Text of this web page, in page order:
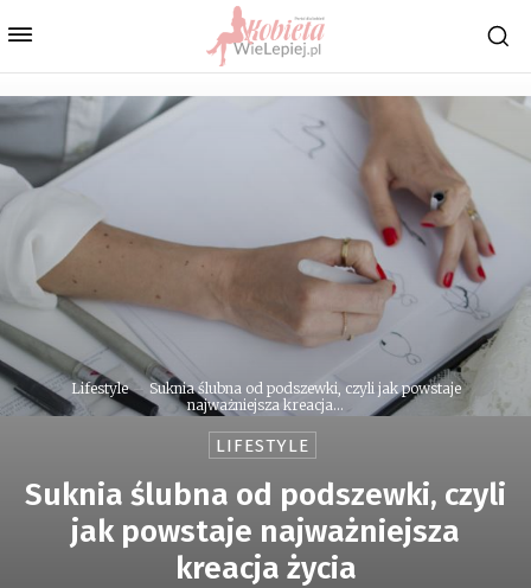
Lifestyle
Suknia ślubna od podszewki, czyli jak powstaje
najważniejsza kreacja...
LIFESTYLE
Suknia ślubna od podszewki, czyli
jak powstaje najważniejsza
kreacja życia